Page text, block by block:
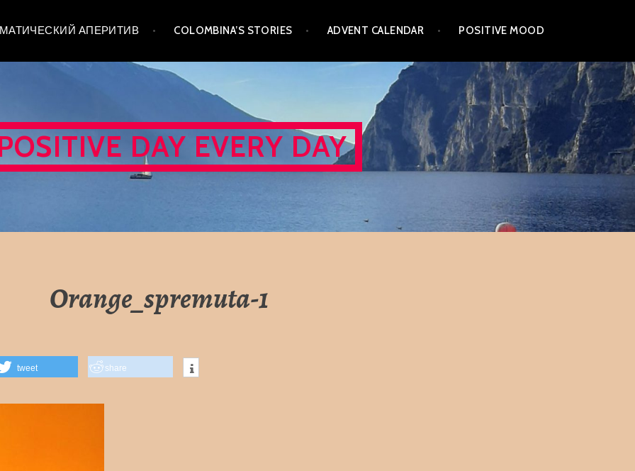
АПЕРИТИВ COLOMBINA’S STORIES ADVENT CALENDAR POSITIVE MOOD
DAY EVERY DAY
Orange_spremuta-1
tweet share